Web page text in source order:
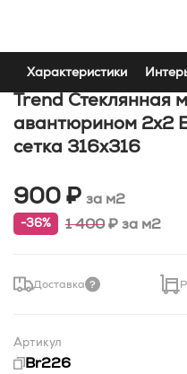
Характеристики
Trend Стеклянная
авантюрином 2x2
сетка 316х316
900 ₽ за м2
-36% 1 400₽за м2
Доставка
Артикул
Br226